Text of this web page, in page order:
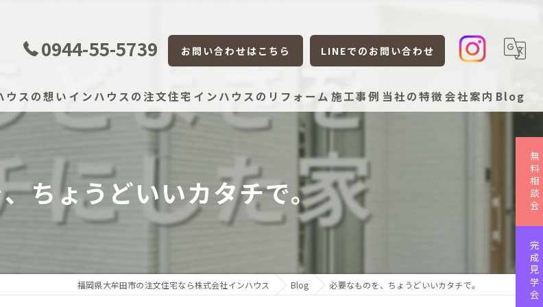
0944-55-5739 お問い合わせはこちら LINEでのお問い合わせ
ウスの想い インハウスの注文住宅 インハウスのリフォーム 施工事例 当社の特徴
ローコスト
会社案内 Blog
ちょうどいいカタチで。
福岡県大牟田市の注文住宅なら株式会社インハウス Blog 必要なものを、ちょうどいいカタチで。
無料相談会
完成見学会